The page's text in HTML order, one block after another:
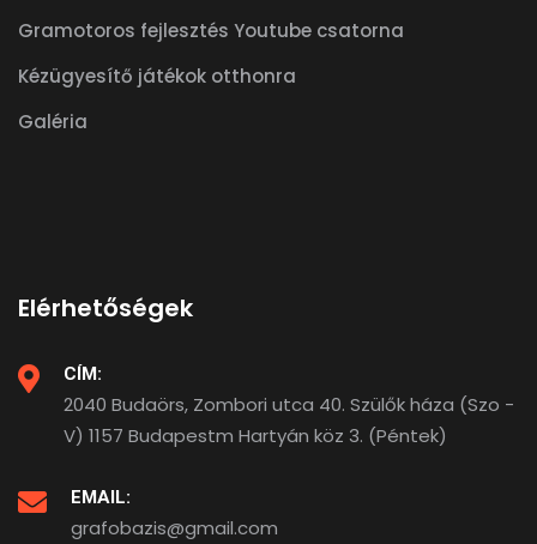
Gramotoros fejlesztés Youtube csatorna
Kézügyesítő játékok otthonra
Galéria
Elérhetőségek
CÍM:
2040 Budaörs, Zombori utca 40. Szülők háza (Szo -
V) 1157 Budapestm Hartyán köz 3. (Péntek)
EMAIL:
grafobazis@gmail.com